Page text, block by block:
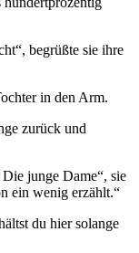
begrüßte sie ihre
in den Arm.
zurück und
junge Dame“, sie
ein wenig erzählt.“
du hier solange